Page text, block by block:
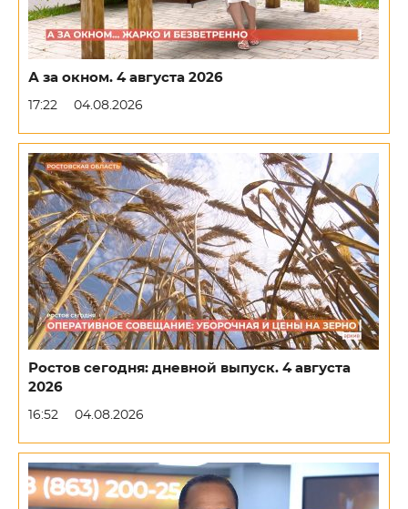
А за окном. 4 августа 2026
17:22 04.08.2026
Ростов сегодня: дневной выпуск. 4 августа
2026
16:52 04.08.2026